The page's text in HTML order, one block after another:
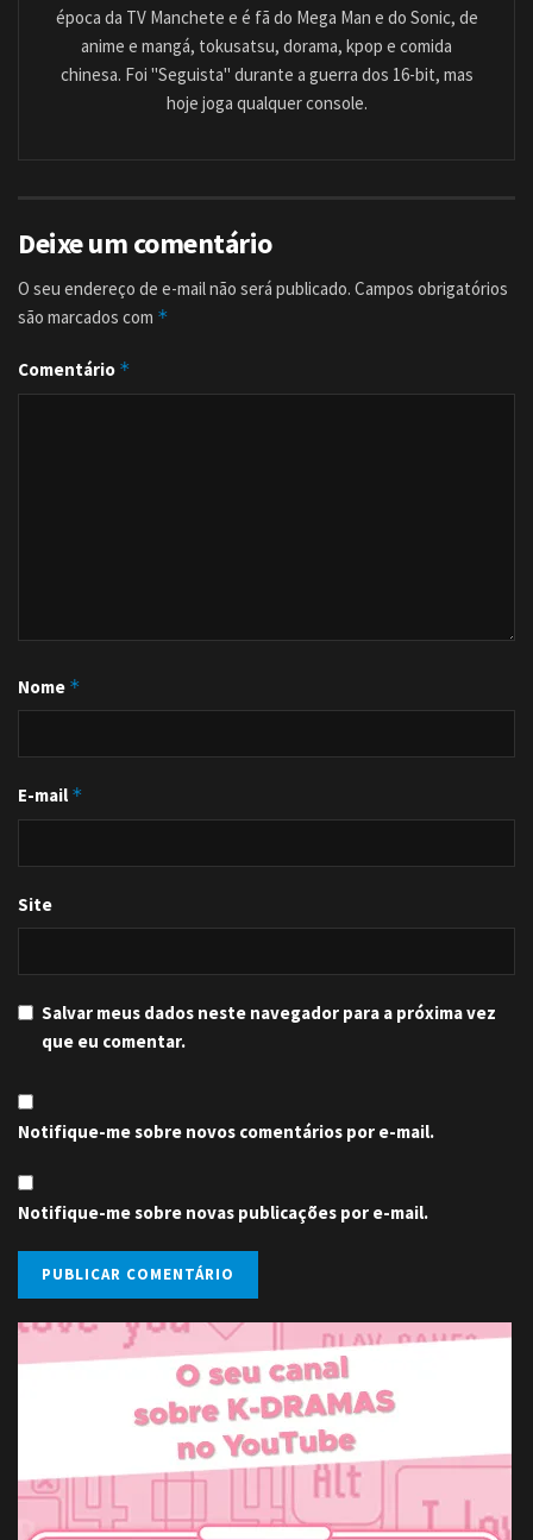
época da TV Manchete e é fã do Mega Man e do Sonic, de
anime e mangá, tokusatsu, dorama, kpop e comida
chinesa. Foi "Seguista" durante a guerra dos 16-bit, mas
hoje joga qualquer console.
Deixe um comentário
O seu endereço de e-mail não será publicado. Campos obrigatórios
são marcados com *
Comentário *
Nome *
E-mail *
Site
Salvar meus dados neste navegador para a próxima vez
que eu comentar.
Notifique-me sobre novos comentários por e-mail.
Notifique-me sobre novas publicações por e-mail.